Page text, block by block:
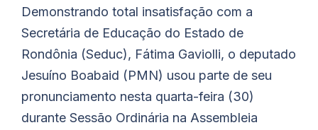
Demonstrando total insatisfação com a
Secretária de Educação do Estado de
Rondônia (Seduc), Fátima Gaviolli, o deputado
Jesuíno Boabaid (PMN) usou parte de seu
pronunciamento nesta quarta-feira (30)
durante Sessão Ordinária na Assembleia